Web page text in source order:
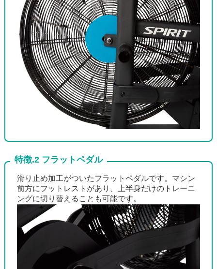
特徴.2 フラットペダル
滑り止め加工がついたフラットペダルです。マシン
前方にフットレストがあり、上半身だけのトレーニ
ングに切り替えることも可能です。